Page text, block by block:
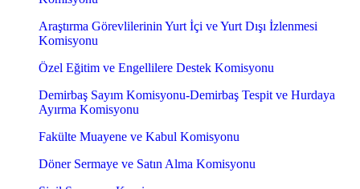
Araştırma Görevlilerinin Yurt İçi ve Yurt Dışı İzlenmesi
Komisyonu
Özel Eğitim ve Engellilere Destek Komisyonu
Demirbaş Sayım Komisyonu-Demirbaş Tespit ve Hurdaya
Ayırma Komisyonu
Fakülte Muayene ve Kabul Komisyonu
Döner Sermaye ve Satın Alma Komisyonu